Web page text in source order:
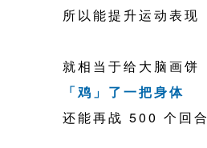
所以能提升运动表现
就相当于给大脑画饼
「鸡」了一把身体
还能再战 500 个回合